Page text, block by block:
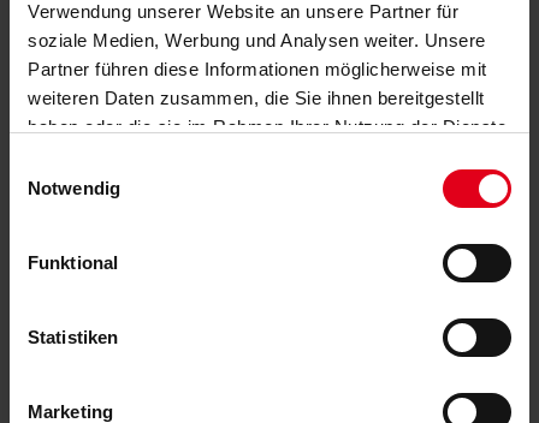
Verwendung unserer Website an unsere Partner für
soziale Medien, Werbung und Analysen weiter. Unsere
Partner führen diese Informationen möglicherweise mit
weiteren Daten zusammen, die Sie ihnen bereitgestellt
haben oder die sie im Rahmen Ihrer Nutzung der Dienste
Notwendig
Funktional
Statistiken
Marketing